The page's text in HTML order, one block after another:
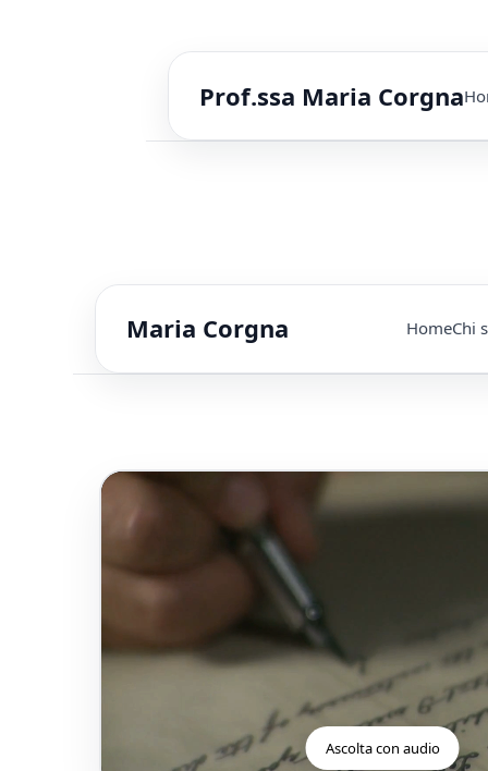
Prof.ssa Maria Corgna
Maria Corgna HomeChi
Ascolta con audio